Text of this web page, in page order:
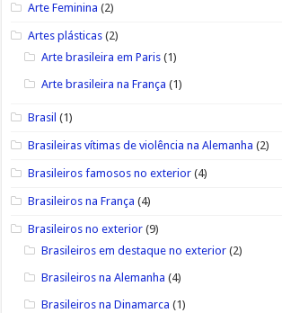
Arte Feminina (2)
Artes plásticas (2)
Arte brasileira em Paris (1)
Arte brasileira na França (1)
Brasil (1)
Brasileiras vítimas de violência na Alemanha (2)
Brasileiros famosos no exterior (4)
Brasileiros na França (4)
Brasileiros no exterior (9)
Brasileiros em destaque no exterior (2)
Brasileiros na Alemanha (4)
Brasileiros na Dinamarca (1)